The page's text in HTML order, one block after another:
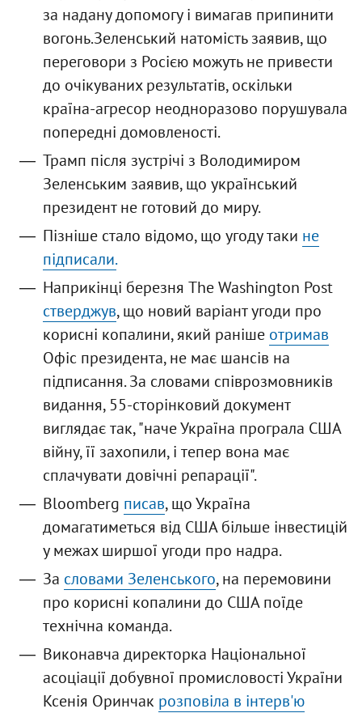
за надану допомогу і вимагав припинити
вогонь.Зеленський натомість заявив, що
переговори з Росією можуть не привести
до очікуваних результатів, оскільки
країна-агресор неодноразово порушувала
попередні домовленості.
Трамп після зустрічі з Володимиром
Зеленським заявив, що український
президент не готовий до миру.
Пізніше стало відомо, що угоду таки не
підписали.
Наприкінці березня The Washington Post
стверджув, що новий варіант угоди про
корисні копалини, який раніше отримав
Офіс президента, не має шансів на
підписання. За словами співрозмовників
видання, 55-сторінковий документ
виглядає так, "наче Україна програла США
війну, її захопили, і тепер вона має
сплачувати довічні репарації".
Bloomberg писав, що Україна
домагатиметься від США більше інвестицій
у межах ширшої угоди про надра.
За словами Зеленського, на перемовини
про корисні копалини до США поїде
технічна команда.
Виконавча директорка Національної
асоціації добувної промисловості України
Ксенія Оринчак розповіла в інтерв'ю